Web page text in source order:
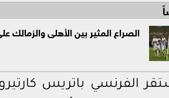
الصراع المثير بين الأهلى والزمالك
الفرنسي باتريس